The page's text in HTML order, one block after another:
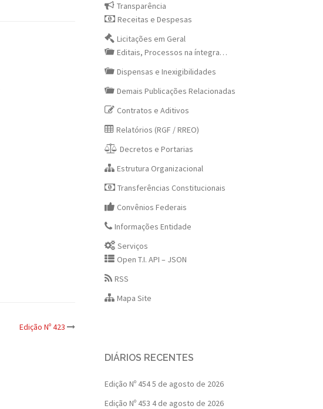
Edição Nº 423
Transparência
Receitas e Despesas
Licitações em Geral
Editais, Processos na íntegra…
Dispensas e Inexigibilidades
Demais Publicações Relacionadas
Contratos e Aditivos
Relatórios (RGF / RREO)
Decretos e Portarias
Estrutura Organizacional
Transferências Constitucionais
Convênios Federais
Informações Entidade
Serviços
Open T.I. API – JSON
RSS
Mapa Site
DIÁRIOS RECENTES
Edição Nº 4545 de agosto de 2026
Edição Nº 453 4 de agosto de 2026